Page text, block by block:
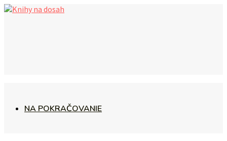
NA POKRAČOVANIE